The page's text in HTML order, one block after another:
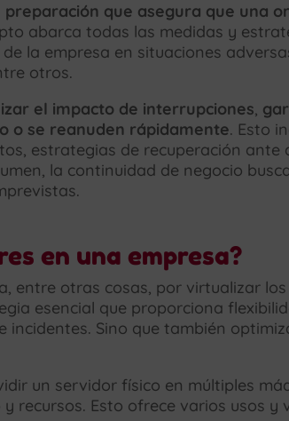
que asegura que una
abarca todas las medidas y
la empresa en situaciones
otros.
el impacto de interrupciones,
o se reanuden rápidamente. Esto
estrategias de recuperación ante
la continuidad de negocio
en una empresa?
entre otras cosas, por virtualizar los
esencial que proporciona
Sino que también
un servidor físico en múltiples
recursos. Esto ofrece varios usos y